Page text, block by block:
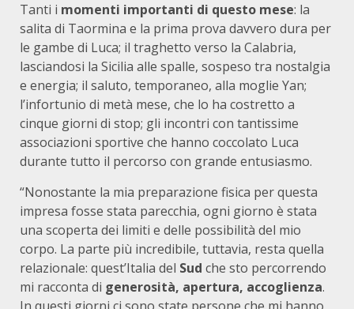
Tanti i momenti importanti di questo mese: la
salita di Taormina e la prima prova davvero dura per
le gambe di Luca; il traghetto verso la Calabria,
lasciandosi la Sicilia alle spalle, sospeso tra nostalgia
e energia; il saluto, temporaneo, alla moglie Yan;
l’infortunio di metà mese, che lo ha costretto a
cinque giorni di stop; gli incontri con tantissime
associazioni sportive che hanno coccolato Luca
durante tutto il percorso con grande entusiasmo.
“Nonostante la mia preparazione fisica per questa
impresa fosse stata parecchia, ogni giorno è stata
una scoperta dei limiti e delle possibilità del mio
corpo. La parte più incredibile, tuttavia, resta quella
relazionale: quest’Italia del Sud che sto percorrendo
mi racconta di generosità, apertura, accoglienza.